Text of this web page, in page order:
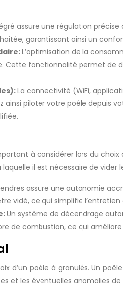
assure une régulation
garantissant ainsi un
L’optimisation de la
fonctionnalité permet de
La connectivité (WiFi,
ainsi piloter votre poêle depuis
à considérer lors du
il est nécessaire de vider
assure une autonomie
vidé, ce qui simplifie
Un système de décendrage
de combustion, ce qui
d’un poêle à granulés. Un
et les éventuelles anomalies